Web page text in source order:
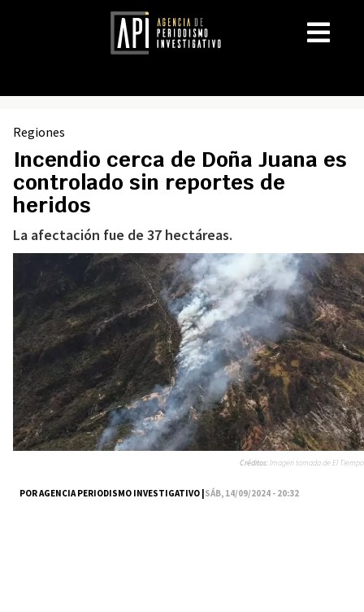
Regiones
Incendio cerca de Doña Juana es
controlado sin reportes de
heridos
La afectación fue de 37 hectáreas.
POR AGENCIA PERIODISMO INVESTIGATIVO |SÁB, 14/09/2024 - 20:32
Créditos:Imagen tomada de El Tiempo